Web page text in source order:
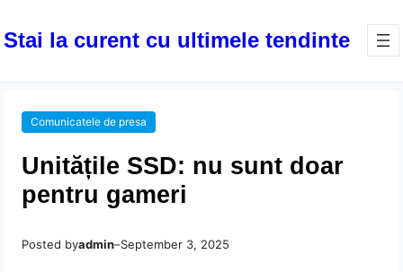
Stai la curent cu ultimele tendinte
Comunicatele de presa
Unitățile SSD: nu sunt doar
pentru gameri
Posted byadmin–September 3, 2025